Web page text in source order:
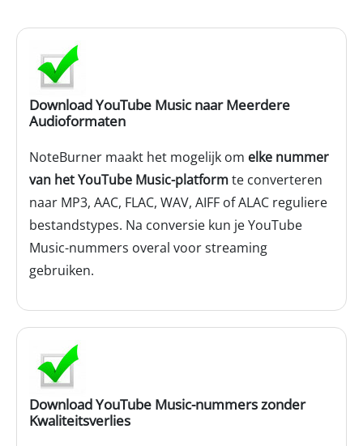
Download YouTube Music naar Meerdere
Audioformaten
NoteBurner maakt het mogelijk om elke nummer
van het YouTube Music-platformte converteren
naar MP3, AAC, FLAC, WAV, AIFF of ALAC reguliere
bestandstypes. Na conversie kun je YouTube
Music-nummers overal voor streaming
gebruiken.
Download YouTube Music-nummers zonder
Kwaliteitsverlies